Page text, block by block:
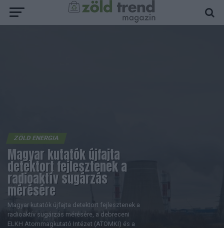
ZÖLD ENERGIA
Magyar kutatók újfajta
detektort fejlesztenek a
radioaktív sugárzás
mérésére
Magyar kutatók újfajta detektort fejlesztenek a
radioaktív sugárzás mérésére, a debreceni
ELKH Atommagkutató Intézet (ATOMKI) és a